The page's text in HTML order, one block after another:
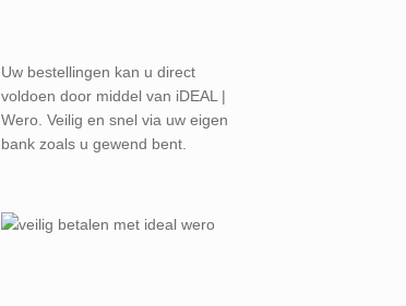
Uw bestellingen kan u direct
voldoen door middel van iDEAL |
Wero. Veilig en snel via uw eigen
bank zoals u gewend bent.